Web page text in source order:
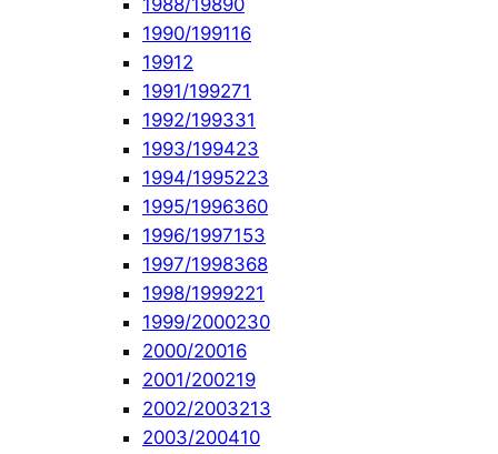
1988/19890
1990/199116
19912
1991/199271
1992/199331
1993/199423
1994/1995223
1995/1996360
1996/1997153
1997/1998368
1998/1999221
1999/2000230
2000/20016
2001/200219
2002/2003213
2003/200410